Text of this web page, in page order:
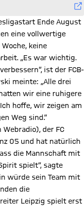
Ende August
eine vollwertige
keine
„Es war wichtig.
ist der FCB-
meinte: „Alle drei
wir eine ruhigere
hoffe, wir zeigen am
Weg sind.“
der FC
05 und hat natürlich
die Mannschaft mit
spielt“, sagte
würde sein Team mit
die
Leipzig spielt erst